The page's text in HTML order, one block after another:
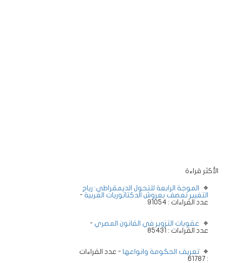
الأكثر قراءة
الموجة الرابعة للتحول الديمقراطي: رياح
التغيير تعصف بعروش الدكتاتوريات العربية -
عدد القراءات : 91054
عقوبات التزوير في القانون المصري -
عدد القراءات : 85431
تعريف الحكومة وانواعها - عدد القراءات
: 61787